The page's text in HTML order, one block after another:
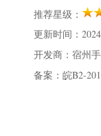
推荐星级：
更新时间：
开发商：宿州
备案：皖B2-